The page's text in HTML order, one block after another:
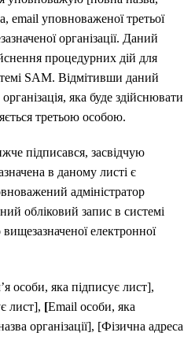
email уповноваженої третьої
організації. Даний
процедурних дій для
SAM. Відмітивши даний
яка буде здійснювати
третьою особою.
підписався, засвідчую
в даному листі є
адміністратор
обліковий запис в системі
електронної
особи, яка підписує лист],
лист], [Email особи, яка
організації], [Фізична адреса